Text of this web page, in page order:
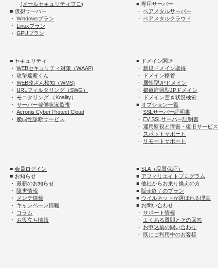
(メールセキュリティプロ)
■ 専用サーバー
■ 仮想サーバー
・ ベアメタルサーバー
・ Windowsプラン ・ ベアメタルクラウド
・ Linuxプラン
・ GPUプラン
■ セキュリティ
■ ドメイン関連
・ WEBセキュリティ対策（WAAP) ・ 新規ドメイン取得
・ 攻撃遮断くん ・
ドメイン移管
・ WEB改ざん検知（WMS) ・
属性型JPドメイン
・ URLフィルタリング（SWG） ・ 都道府県型JPドメイン
・ モニタリング （Koality） ・
ドメイン空き状況検索
・ サーバー稼働状況監視 ■ オプション一覧
・ Acronis Cyber Protect Cloud ・ SSLサーバー証明書
・ 脆弱性診断サービス ・ EV SSLサーバー証明書
・ 運用監視と障害・復旧サービス
・ スポットサポート
・
リモートサポート
■ 会員ログイン ■ SLA（品質保証）
■ お知らせ
■ アフィリエイトプログラム
・ 最新のお知らせ ■ 他社からお乗り換えの方
・ 障害情報 ■ 販売終了のプラン
・
メンテ情報 ■ ウイルネットが選ばれる理由
・ キャンペーン情報
■ お問い合わせ
・
コラム ・ サポート情報
・ お役立ち情報 ・
よくある質問とその回答
・ お申込前の問い合わせ
・ 既にご利用中のお客様